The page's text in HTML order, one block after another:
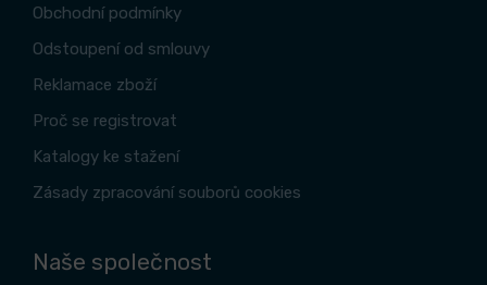
Obchodní podmínky
Odstoupení od smlouvy
Reklamace zboží
Proč se registrovat
Katalogy ke stažení
Zásady zpracování souborů cookies
Naše společnost